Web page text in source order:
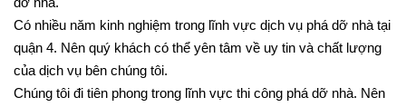
Có nhiều năm kinh nghiệm trong lĩnh vực dịch vụ phá dỡ nhà tại
quận 4. Nên quý khách có thể yên tâm về uy tin và chất lượng
của dịch vụ bên chúng tôi.
Chúng tôi đi tiên phong trong lĩnh vực thi công phá dỡ nhà. Nên